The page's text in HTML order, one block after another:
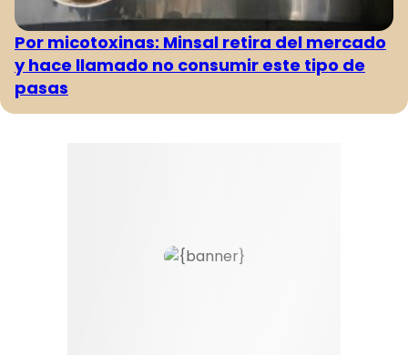
Por micotoxinas: Minsal retira del mercado
y hace llamado no consumir este tipo de
pasas